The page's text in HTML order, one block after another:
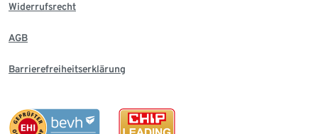
Widerrufsrecht
AGB
Barrierefreiheitserklärung